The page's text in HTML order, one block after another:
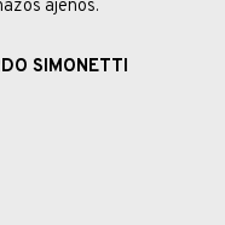
ajenos.
SIMONETTI